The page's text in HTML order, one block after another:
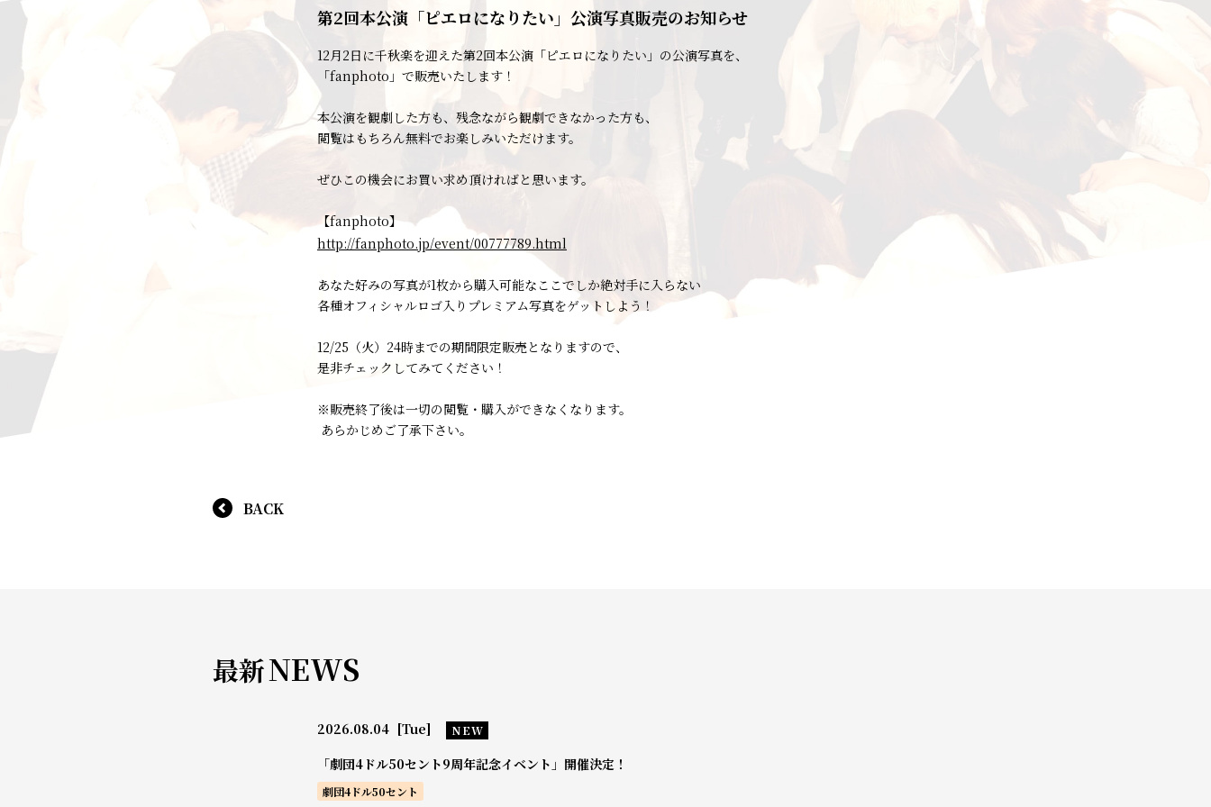
第2回本公演「ピエロになりたい」公演写真販売のお知らせ
12月2日に千秋楽を迎えた第2回本公演「ピエロになりたい」の公演写真を、
「fanphoto」で販売いたします！
本公演を観劇した方も、残念ながら観劇できなかった方も、
閲覧はもちろん無料でお楽しみいただけます。
ぜひこの機会にお買い求め頂ければと思います。
【fanphoto】
http://fanphoto.jp/event/00777789.html
あなた好みの写真が1枚から購入可能なここでしか絶対手に入らない
各種オフィシャルロゴ入りプレミアム写真をゲットしよう！
12/25（火）24時までの期間限定販売となりますので、
是非チェックしてみてください！
※販売終了後は一切の閲覧・購入ができなくなります。
あらかじめご了承下さい。
BACK
最新NEWS
2026.08.04 [Tue] NEW
「劇団4ドル50セント9周年記念イベント」開催決定！
劇団4ドル50セント